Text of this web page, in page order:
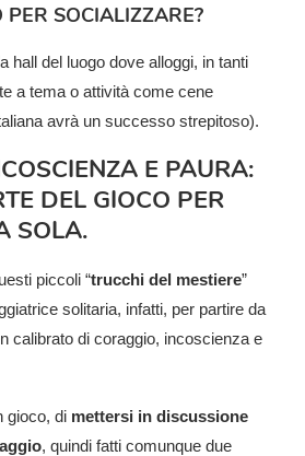
SOCIALIZZARE?
hall del luogo dove alloggi, in tanti
a tema o attività come cene
avrà un successo strepitoso).
E PAURA:
DEL GIOCO PER
SOLA.
piccoli “trucchi del mestiere”
solitaria, infatti, per partire da
calibrato di coraggio, incoscienza e
gioco, di mettersi in discussione
, quindi fatti comunque due